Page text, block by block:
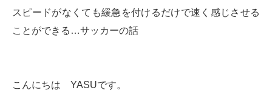
スピードがなくても緩急を付けるだけで速く感じさせる
ことができる…サッカーの話
こんにちは YASUです。